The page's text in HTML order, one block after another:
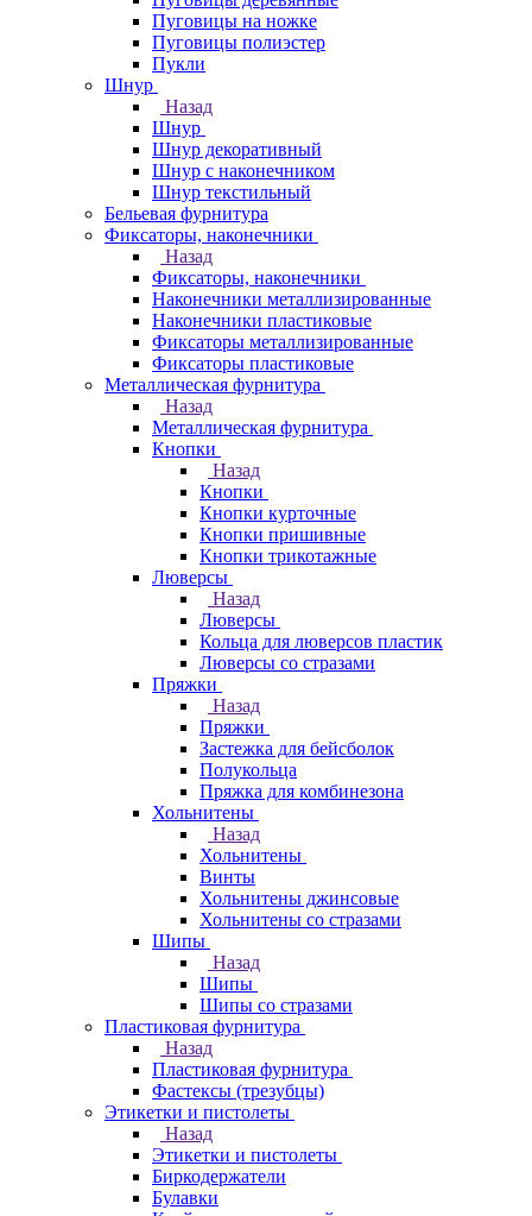
Пуговицы на ножке
Пуговицы полиэстер
Пукли
Шнур
Назад
Шнур
Шнур декоративный
Шнур с наконечником
Шнур текстильный
Бельевая фурнитура
Фиксаторы, наконечники
Назад
Фиксаторы, наконечники
Наконечники металлизированные
Наконечники пластиковые
Фиксаторы металлизированные
Фиксаторы пластиковые
Металлическая фурнитура
Назад
Металлическая фурнитура
Кнопки
Назад
Кнопки
Кнопки курточные
Кнопки пришивные
Кнопки трикотажные
Люверсы
Назад
Люверсы
Кольца для люверсов пластик
Люверсы со стразами
Пряжки
Назад
Пряжки
Застежка для бейсболок
Полукольца
Пряжка для комбинезона
Хольнитены
Назад
Хольнитены
Винты
Хольнитены джинсовые
Хольнитены со стразами
Шипы
Назад
Шипы
Шипы со стразами
Пластиковая фурнитура
Назад
Пластиковая фурнитура
Фастексы (трезубцы)
Этикетки и пистолеты
Назад
Этикетки и пистолеты
Биркодержатели
Булавки